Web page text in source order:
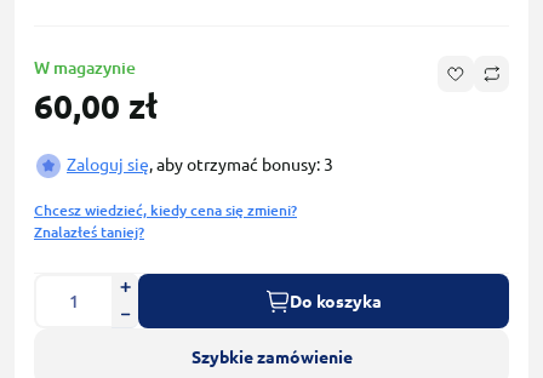
W magazynie
60,00 zł
Zaloguj się, aby otrzymać bonusy: 3
Chcesz wiedzieć, kiedy cena się zmieni?
Znalazłeś taniej?
Do koszyka
Szybkie zamówienie